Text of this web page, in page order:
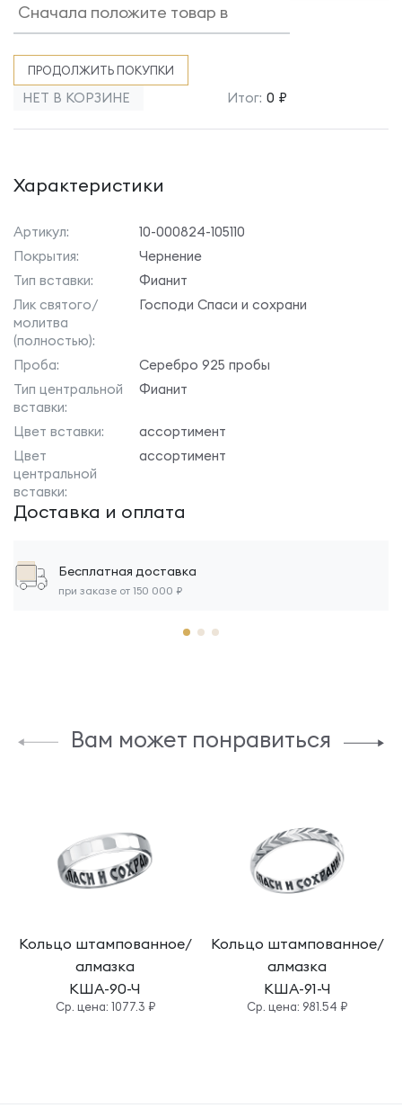
ПРОДОЛЖИТЬ ПОКУПКИ
НЕТ В КОРЗИНЕ Итог: 0 ₽
Характеристики
Артикул:
10-000824-105110
Покрытия:
Чернение
Тип вставки:
Фианит
Лик святого/
молитва
(полностью):
Господи Спаси и сохрани
Проба:
Серебро 925 пробы
Тип центральной
вставки:
Фианит
Цвет вставки:
ассортимент
Цвет
центральной
вставки:
ассортимент
Доставка и оплата
Бесплатная доставка
при заказе от 150 000 ₽
Вам может понравиться
Кольцо штампованное/
алмазка
КША-90-Ч
Cр. цена: 1077.3 ₽
Кольцо штампованное/
алмазка
КША-91-Ч
Cр. цена: 981.54 ₽